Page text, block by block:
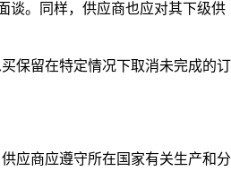
。同样，供应商也应对其下级供
保留在特定情况下取消未完成的订
应商应遵守所在国家有关生产和分